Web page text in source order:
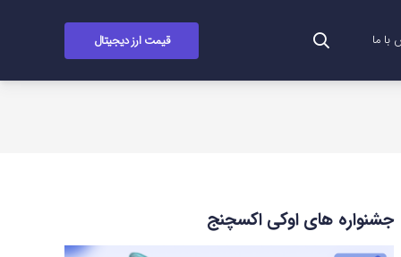
با ما قیمت ارز دیجیتال
جشنواره های اوکی اکسچنج